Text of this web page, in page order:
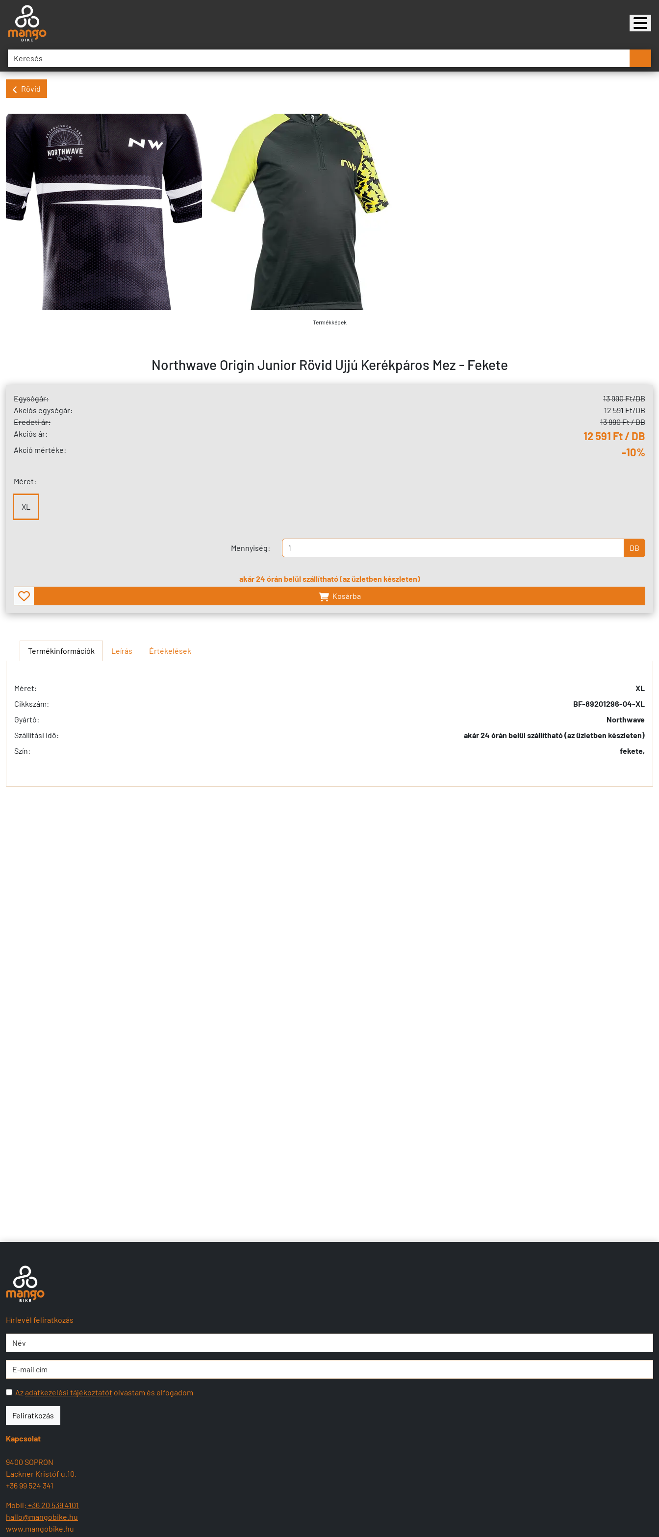
Rövid
Termékképek
Northwave Origin Junior Rövid Ujjú Kerékpáros Mez - Fekete
Egységár: 13 990 Ft/DB
Akciós egységár:
12 591 Ft/DB
Eredeti ár:
13 990 Ft / DB
Akciós ár:
12 591 Ft / DB
Akció mértéke: -10%
Méret:
XL
Mennyiség: DB
akár 24 órán belül szállítható (az üzletben készleten)
Kosárba
Termékinformációk Leírás Értékelések
Méret:
XL
Cikkszám:
BF-89201296-04-XL
Gyártó:
Northwave
Szállítási idő:
akár 24 órán belül szállítható (az üzletben készleten)
Szín:
fekete,
Hírlevél feliratkozás
Azadatkezelési tájékoztatót olvastam és elfogadom
Feliratkozás
Kapcsolat
9400 SOPRON
Lackner Kristóf u.10.
+36 99 524 341
Mobil: +36 20 539 4101
hallo@mangobike.hu
www.mangobike.hu